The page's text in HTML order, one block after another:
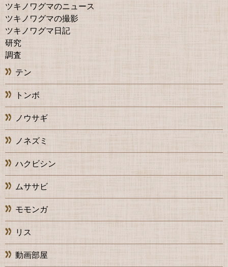
ツキノワグマのニュース
ツキノワグマの撮影
ツキノワグマ日記
研究
調査
テン
トンボ
ノウサギ
ノネズミ
ハクビシン
ムササビ
モモンガ
リス
動画部屋